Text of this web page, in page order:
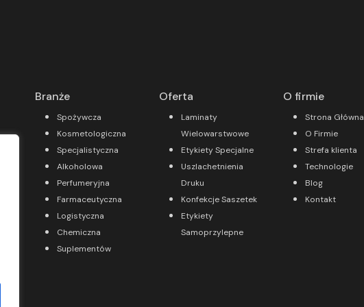
Branże
Spożywcza
Kosmetologiczna
Specjalistyczna
Alkoholowa
Perfumeryjna
Farmaceutyczna
Logistyczna
Chemiczna
Suplementów
Oferta
Laminaty
Wielowarstwowe
Etykiety Specjalne
Uszlachetnienia
Druku
Konfekcje Saszetek
Etykiety
Samoprzylepne
O firmie
Strona Główna
O Firmie
Strefa klienta
Technologie
Blog
Kontakt